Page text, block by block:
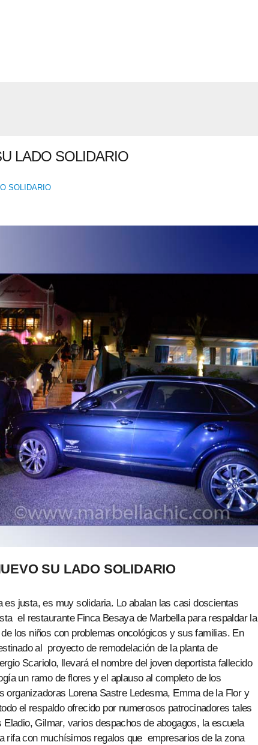
LADO SOLIDARIO
SOLIDARIO
SU LADO SOLIDARIO
justa, es muy solidaria. Lo abalan las casi doscientas
el restaurante Finca Besaya de Marbella para respaldar la
los niños con problemas oncológicos y sus familias. En
al proyecto de remodelación de la planta de
Scariolo, llevará el nombre del joven deportista fallecido
un ramo de flores y el aplauso al completo de los
Lorena Sastre Ledesma, Emma de la Flor y
el respaldo ofrecido por numerosos patrocinadores tales
Gilmar, varios despachos de abogagos, la escuela
rifa con muchísimos regalos que empresarios de la zona